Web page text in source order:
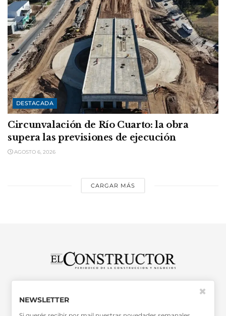
DESTACADA
Circunvalación de Río Cuarto: la obra
supera las previsiones de ejecución
AGOSTO 6, 2026
CARGAR MÁS
OTRAS PUBLICACIONES >>
NEWSLETTER
✖